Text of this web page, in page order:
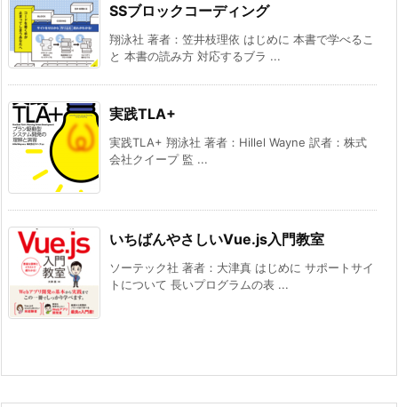
SSブロックコーディング
翔泳社 著者：笠井枝理依 はじめに 本書で学べるこ
と 本書の読み方 対応するブラ ...
実践TLA+
実践TLA+ 翔泳社 著者：Hillel Wayne 訳者：株式
会社クイープ 監 ...
いちばんやさしいVue.js入門教室
ソーテック社 著者：大津真 はじめに サポートサイ
トについて 長いプログラムの表 ...